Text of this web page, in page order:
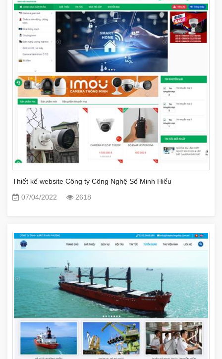
Thiết kế website Công ty Công Nghệ Số Minh Hiếu
07/04/2022
2618